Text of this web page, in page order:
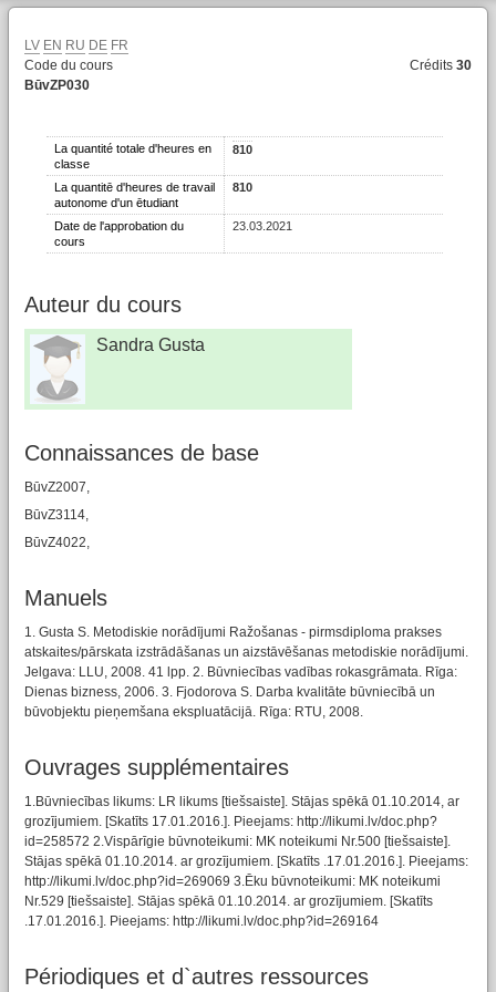
LV EN RU DE FR
Code du cours
BūvZP030
Crédits30
La quantité totale d'heures en
classe
810
La quantitē d'heures de travail
autonome d'un ētudiant
810
Date de l'approbation du
cours
23.03.2021
Auteur du cours
Sandra Gusta
Connaissances de base
BūvZ2007,
BūvZ3114,
BūvZ4022,
Manuels
1. Gusta S. Metodiskie norādījumi Ražošanas - pirmsdiploma prakses
atskaites/pārskata izstrādāšanas un aizstāvēšanas metodiskie norādījumi.
Jelgava: LLU, 2008. 41 lpp. 2. Būvniecības vadības rokasgrāmata. Rīga:
Dienas bizness, 2006. 3. Fjodorova S. Darba kvalitāte būvniecībā un
būvobjektu pieņemšana ekspluatācijā. Rīga: RTU, 2008.
Ouvrages supplémentaires
1.Būvniecības likums: LR likums [tiešsaiste]. Stājas spēkā 01.10.2014, ar
grozījumiem. [Skatīts 17.01.2016.]. Pieejams: http://likumi.lv/doc.php?
id=258572 2.Vispārīgie būvnoteikumi: MK noteikumi Nr.500 [tiešsaiste].
Stājas spēkā 01.10.2014. ar grozījumiem. [Skatīts .17.01.2016.]. Pieejams:
http://likumi.lv/doc.php?id=269069 3.Ēku būvnoteikumi: MK noteikumi
Nr.529 [tiešsaiste]. Stājas spēkā 01.10.2014. ar grozījumiem. [Skatīts
.17.01.2016.]. Pieejams: http://likumi.lv/doc.php?id=269164
Périodiques et d`autres ressources